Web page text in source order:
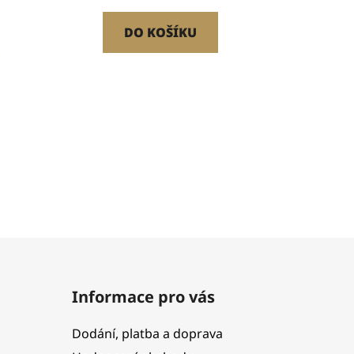
DO KOŠÍKU
Informace pro vás
Dodání, platba a doprava